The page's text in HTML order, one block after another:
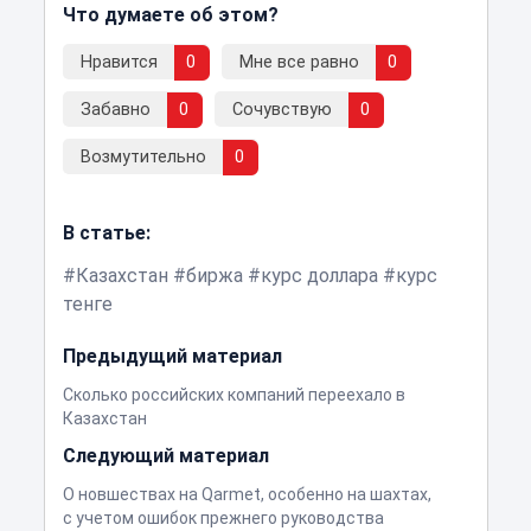
Что думаете об этом?
Нравится 0 Мне все равно 0
Забавно 0 Сочувствую 0
Возмутительно 0
В статье:
Казахстан
биржа курс доллара
курс
тенге
Предыдущий материал
Сколько российских компаний переехало в
Казахстан
Следующий материал
О новшествах на Qarmet, особенно на шахтах,
с учетом ошибок прежнего руководства